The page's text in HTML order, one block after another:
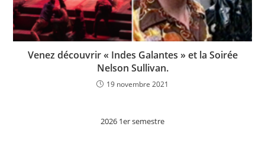
Venez découvrir « Indes Galantes » et la Soirée
Nelson Sullivan.
19 novembre 2021
2026 1er semestre